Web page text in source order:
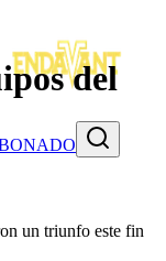
del
un triunfo este fin